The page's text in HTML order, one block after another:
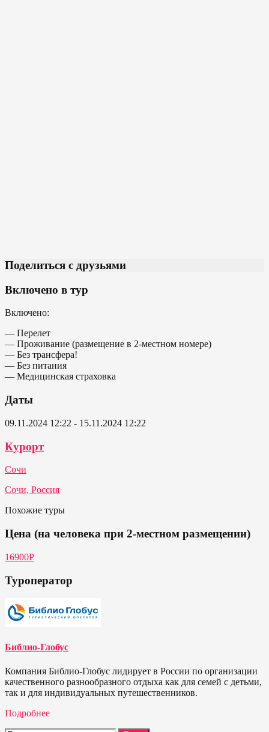
Поделиться с друзьями
Включено в тур
Включено:
— Перелет
— Проживание (размещение в 2-местном номере)
— Без трансфера!
— Без питания
— Медицинская страховка
Даты
09.11.2024 12:22 - 15.11.2024 12:22
Курорт
Сочи
Сочи, Россия
Похожие туры
Цена (на человека при 2-местном размещении)
16900Р
Туроператор
Библио-Глобус
Компания Библио-Глобус лидирует в России по организации
качественного разнообразного отдыха как для семей с детьми,
так и для индивидуальных путешественников.
Подробнее